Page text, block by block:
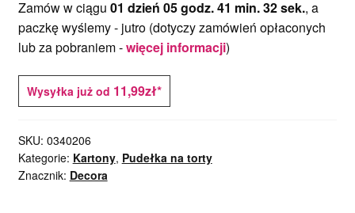
Zamów w ciągu 01 dzień 05 godz. 41 min. 32 sek., a
paczkę wyślemy - jutro(dotyczy zamówień opłaconych
lub za pobraniem -więcej informacji)
Wysyłka już od 11,99zł*
SKU: 0340206
Kategorie: Kartony, Pudełka na torty
Znacznik: Decora